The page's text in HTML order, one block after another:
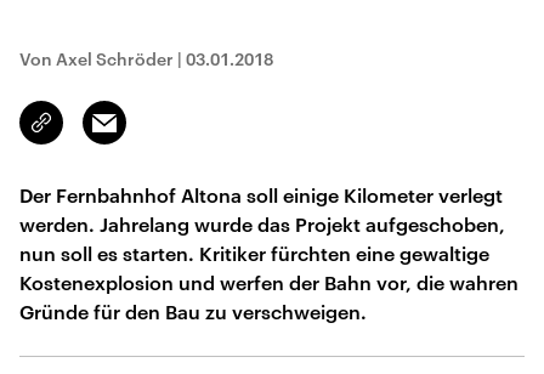
Von Axel Schröder | 03.01.2018
Link
kopieren/teilen
Email
Der Fernbahnhof Altona soll einige Kilometer verlegt
werden. Jahrelang wurde das Projekt aufgeschoben,
nun soll es starten. Kritiker fürchten eine gewaltige
Kostenexplosion und werfen der Bahn vor, die wahren
Gründe für den Bau zu verschweigen.